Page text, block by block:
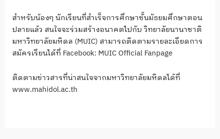
สำหรับน้องๆ นักเรียนที่สำเร็จการศึกษาชั้นมัธยมศึกษาตอน
ปลายแล้ว สนใจจะร่วมสร้างอนาคตไปกับ วิทยาลัยนานาชาติ
มหาวิทยาลัยมหิดล (MUIC) สามารถติดตามรายละเอียดการ
สมัครเรียนได้ที่ Facebook: MUIC Official Fanpage
ติดตามข่าวสารที่น่าสนใจจากมหาวิทยาลัยมหิดลได้ที่
www.mahidol.ac.th